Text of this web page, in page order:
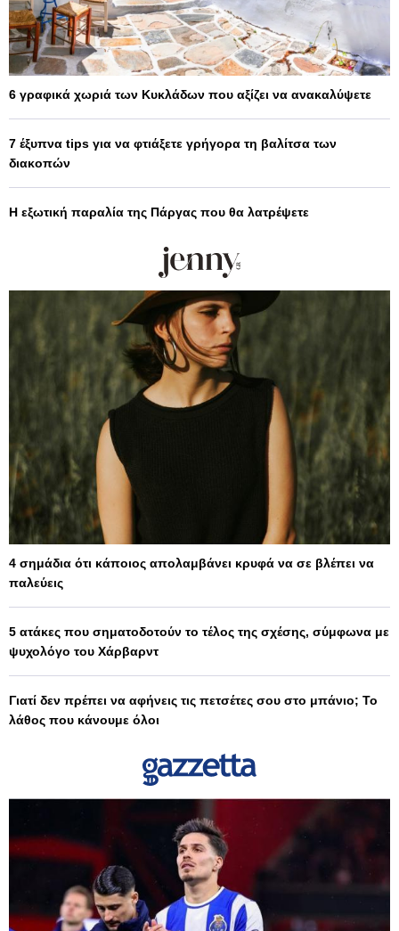
6 γραφικά χωριά των Κυκλάδων που αξίζει να ανακαλύψετε
7 έξυπνα tips για να φτιάξετε γρήγορα τη βαλίτσα των
διακοπών
Η εξωτική παραλία της Πάργας που θα λατρέψετε
4 σημάδια ότι κάποιος απολαμβάνει κρυφά να σε βλέπει να
παλεύεις
5 ατάκες που σηματοδοτούν το τέλος της σχέσης, σύμφωνα με
ψυχολόγο του Χάρβαρντ
Γιατί δεν πρέπει να αφήνεις τις πετσέτες σου στο μπάνιο; Το
λάθος που κάνουμε όλοι